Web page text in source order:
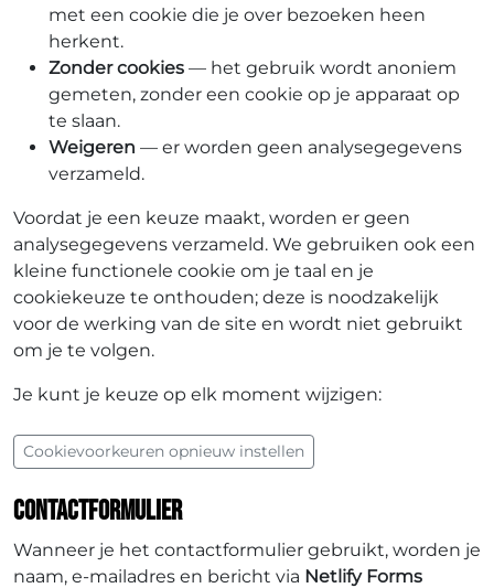
met een cookie die je over bezoeken heen
herkent.
Zonder cookies — het gebruik wordt anoniem
gemeten, zonder een cookie op je apparaat op
te slaan.
Weigeren — er worden geen analysegegevens
verzameld.
Voordat je een keuze maakt, worden er geen
analysegegevens verzameld. We gebruiken ook een
kleine functionele cookie om je taal en je
cookiekeuze te onthouden; deze is noodzakelijk
voor de werking van de site en wordt niet gebruikt
om je te volgen.
Je kunt je keuze op elk moment wijzigen:
Cookievoorkeuren opnieuw instellen
Contactformulier
Wanneer je het contactformulier gebruikt, worden je
naam, e-mailadres en bericht via Netlify Forms